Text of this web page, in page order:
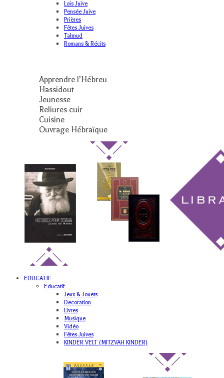
Lois Juive
Pensée Juive
Prières
Fêtes Juives
Talmud
Romans & Récits
Apprendre l’Hébreu
Hassidout
Jeunesse
Reliures cuir
Cuisine
Ouvrage Hébraïque
EDUCATIF
Educatif
Jeux & Jouets
Decoration
Livres
Musique
Vidéo
Fêtes Juives
KINDER VELT (MITZVAH KINDER)